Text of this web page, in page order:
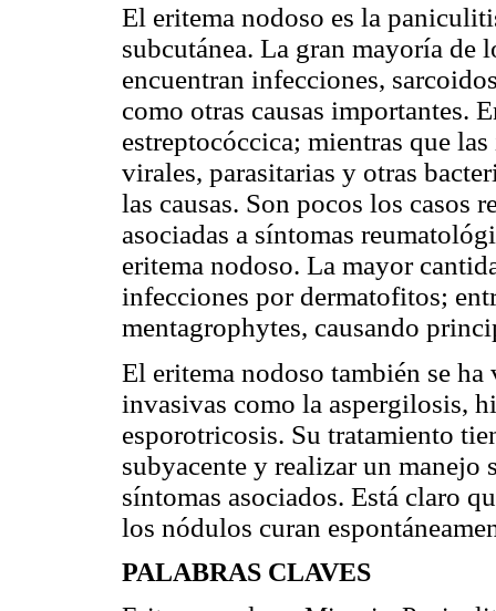
El eritema nodoso es la
subcutánea. La gran mayoría de
encuentran infecciones,
como otras causas importantes.
estreptocóccica; mientras que
virales, parasitarias y otras
las causas. Son pocos los casos
asociadas a síntomas
eritema nodoso. La mayor
infecciones por dermatofitos;
mentagrophytes, causando
El eritema nodoso también se
invasivas como la aspergilosis,
esporotricosis. Su tratamiento
subyacente y realizar un manejo
síntomas asociados. Está claro
los nódulos curan
PALABRAS CLAVES